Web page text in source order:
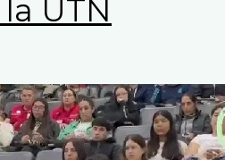
UTN